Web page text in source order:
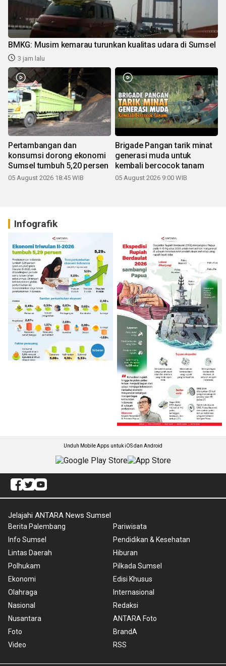
BMKG: Musim kemarau turunkan kualitas udara di Sumsel
3 jam lalu
Pertambangan dan
konsumsi dorong ekonomi
Sumsel tumbuh 5,20 persen
05 August 2026 18:45 WIB
Brigade Pangan tarik minat
generasi muda untuk
kembali bercocok tanam
05 August 2026 9:00 WIB
Infografik
Unduh Mobile Apps untuk iOS dan Android
Jelajahi ANTARA News Sumsel
Berita Palembang
Info Sumsel
Lintas Daerah
Polhukam
Ekonomi
Olahraga
Nasional
Nusantara
Foto
Video
Pariwisata
Pendidikan & Kesehatan
Hiburan
Pilkada Sumsel
Edisi Khusus
Internasional
Redaksi
ANTARA Foto
BrandA
RSS